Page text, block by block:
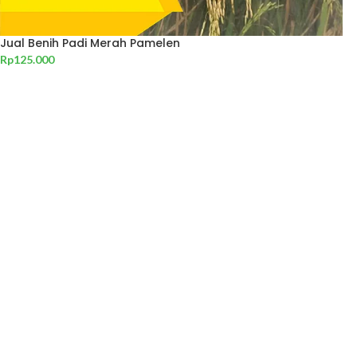
Jual Benih Padi Merah Pamelen
Rp125.000